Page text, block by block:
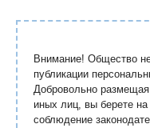
Внимание! Общество
публикации
Добровольно
иных лиц, вы берете на
соблюдение